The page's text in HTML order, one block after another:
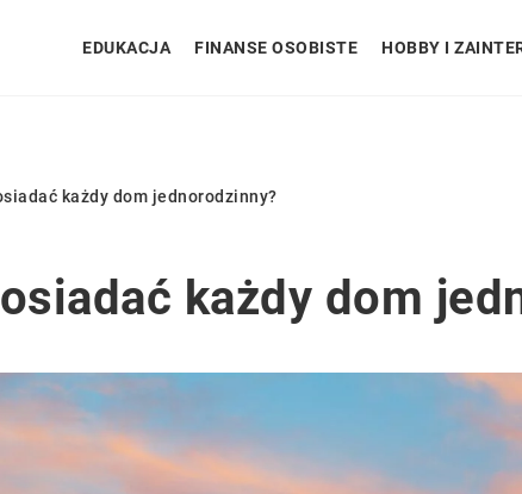
EDUKACJA FINANSE OSOBISTE HOBBY I
każdy dom jednorodzinny?
każdy dom